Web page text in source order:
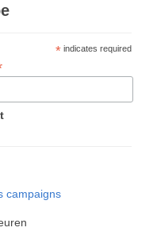
*indicates required
campaigns